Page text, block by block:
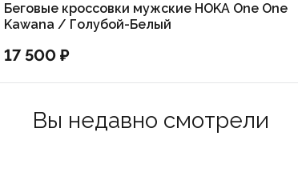
Беговые кроссовки мужские HOKA One One
Kawana / Голубой-Белый
17 500 ₽
Вы недавно смотрели